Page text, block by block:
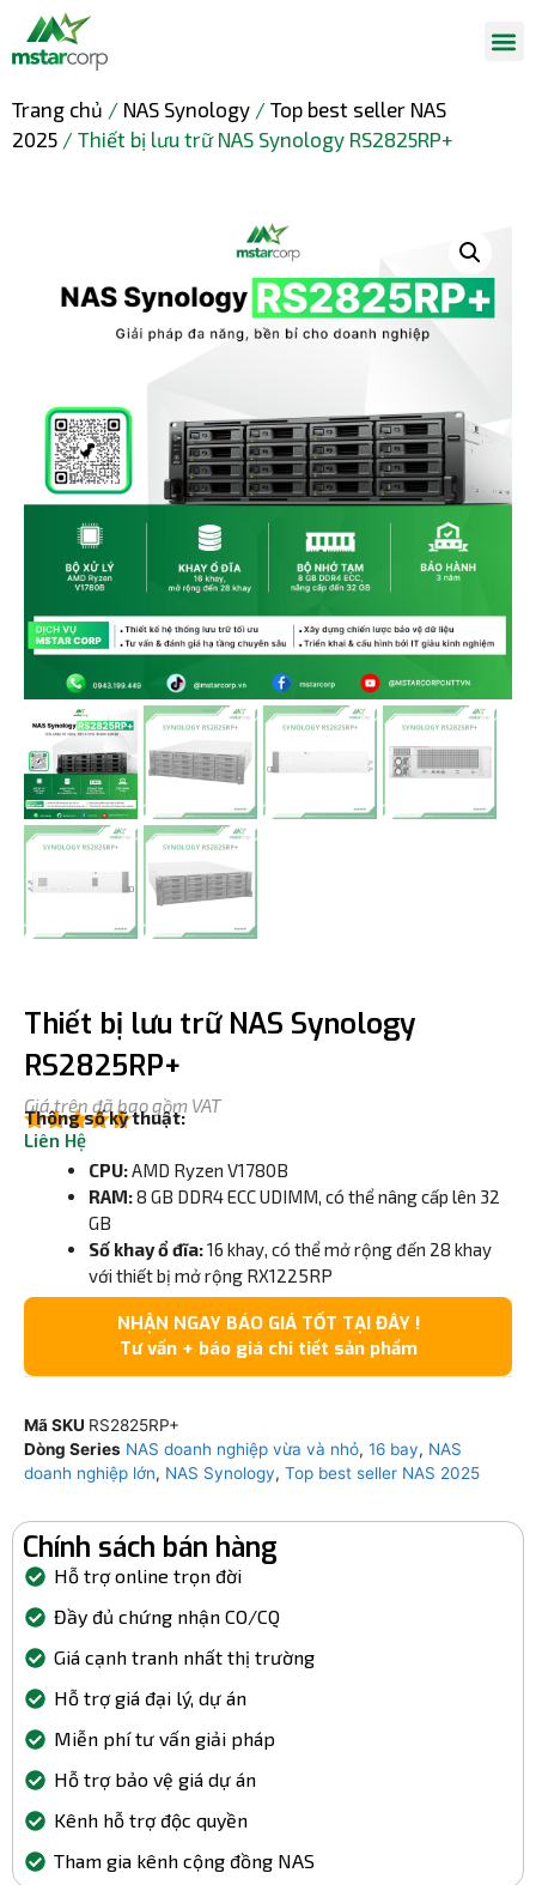
Trang chủ / NAS Synology / Top best seller NAS
2025 / Thiết bị lưu trữ NAS Synology RS2825RP+
Thiết bị lưu trữ NAS Synology
RS2825RP+
5.00 ngoài
Liên Hệ
Giá trên đã bao gồm VAT
Thông số kỹ thuật:
CPU:AMD Ryzen V1780B
RAM:8 GB DDR4 ECC UDIMM, có thể nâng cấp lên 32
GB
Số khay ổ đĩa:16 khay, có thể mở rộng đến 28 khay
với thiết bị mở rộng RX1225RP
NHẬN NGAY BÁO GIÁ TỐT TẠI ĐÂY !
Tư vấn + báo giá chi tiết sản phẩm
Mã SKU RS2825RP+
Dòng Series NAS doanh nghiệp vừa và nhỏ, 16 bay, NAS
doanh nghiệp lớn, NAS Synology, Top best seller NAS 2025
Chính sách bán hàng
Hỗ trợ online trọn đời
Đầy đủ chứng nhận CO/CQ
Giá cạnh tranh nhất thị trường
Hỗ trợ giá đại lý, dự án
Miễn phí tư vấn giải pháp
Hỗ trợ bảo vệ giá dự án
Kênh hỗ trợ độc quyền
Tham gia kênh cộng đồng NAS